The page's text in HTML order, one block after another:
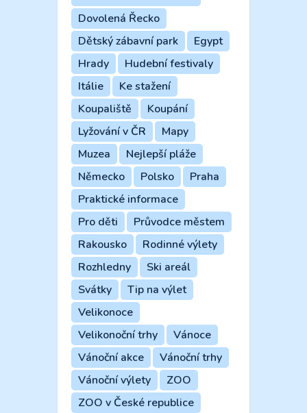
Dovolená Řecko
Dětský zábavní park
Egypt
Hrady
Hudební festivaly
Itálie
Ke stažení
Koupaliště
Koupání
Lyžování v ČR
Mapy
Muzea
Nejlepší pláže
Německo
Polsko
Praha
Praktické informace
Pro děti
Průvodce městem
Rakousko
Rodinné výlety
Rozhledny
Ski areál
Svátky
Tip na výlet
Velikonoce
Velikonoční trhy
Vánoce
Vánoční akce
Vánoční trhy
Vánoční výlety
ZOO
ZOO v České republice